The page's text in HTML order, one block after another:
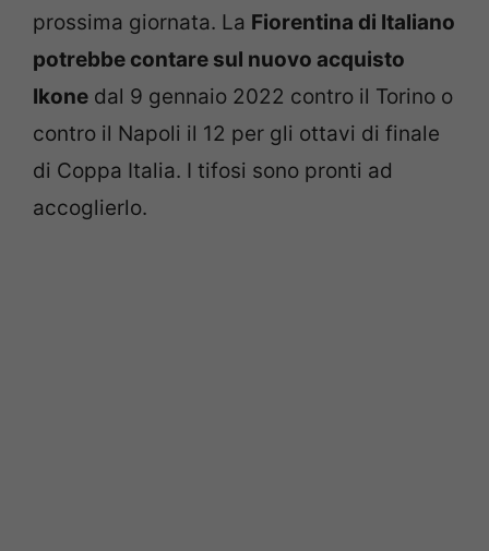
prossima giornata. La Fiorentina di Italiano
potrebbe contare sul nuovo acquisto
Ikone dal 9 gennaio 2022 contro il Torino o
contro il Napoli il 12 per gli ottavi di finale
di Coppa Italia. I tifosi sono pronti ad
accoglierlo.